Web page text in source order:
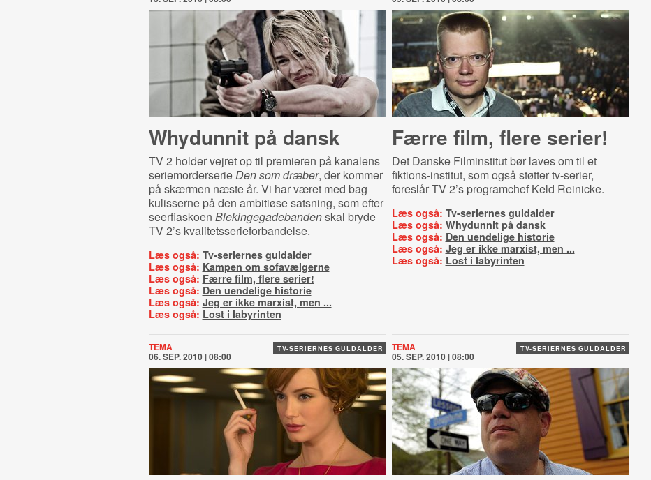
Whydunnit på dansk
TV 2 holder vejret op til premieren på kanalens
seriemorderserieDen som dræber, der kommer
på skærmen næste år. Vi har været med bag
kulisserne på den ambitiøse satsning, som efter
seerfiaskoen Blekingegadebandenskal bryde
TV 2’s kvalitetsserieforbandelse.
Læs også: Tv-seriernes guldalder
Læs også: Kampen om sofavælgerne
Læs også: Færre film, flere serier!
Læs også: Den uendelige historie
Læs også: Jeg er ikke marxist, men ...
Læs også: Lost i labyrinten
Færre film, flere serier!
Det Danske Filminstitut bør laves om til et
fiktions-institut, som også støtter tv-serier,
foreslår TV 2’s programchef Keld Reinicke.
Læs også: Tv-seriernes guldalder
Læs også: Whydunnit på dansk
Læs også: Den uendelige historie
Læs også: Jeg er ikke marxist, men ...
Læs også: Lost i labyrinten
TV-SERIERNES GULDALDER
TEMA
06. SEP. 2010 | 08:00
TV-SERIERNES GULDALDER
TEMA
05. SEP. 2010 | 08:00